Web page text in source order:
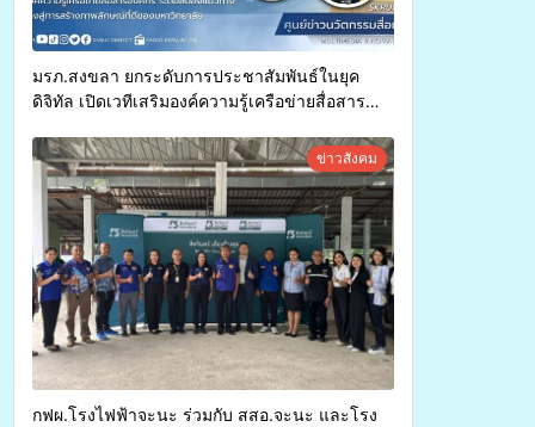
มรภ.สงขลา ยกระดับการประชาสัมพันธ์ในยุค
ดิจิทัล เปิดเวทีเสริมองค์ความรู้เครือข่ายสื่อสาร
การสร้างภาพลักษณ์ที่ดีของมหาวิทยาลัยข่าวสังคม
กฟผ.โรงไฟฟ้าจะนะ ร่วมกับ สสอ.จะนะ และโรง